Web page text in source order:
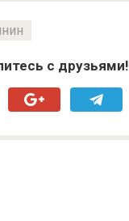
с друзьями!